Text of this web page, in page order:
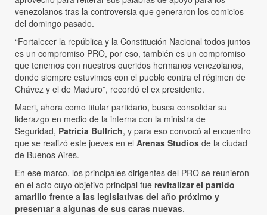
venezolanos tras la controversia que generaron los comicios
del domingo pasado.
“Fortalecer la república y la Constitución Nacional todos juntos
es un compromiso PRO, por eso, también es un compromiso
que tenemos con nuestros queridos hermanos venezolanos,
donde siempre estuvimos con el pueblo contra el régimen de
Chávez y el de Maduro”, recordó el ex presidente.
Macri, ahora como titular partidario, busca consolidar su
liderazgo en medio de la interna con la ministra de
Seguridad, Patricia Bullrich, y para eso convocó al encuentro
que se realizó este jueves en el Arenas Studios de la ciudad
de Buenos Aires.
En ese marco, los principales dirigentes del PRO se reunieron
en el acto cuyo objetivo principal fue revitalizar el partido
amarillo frente a las legislativas del año próximo y
presentar a algunas de sus caras nuevas.